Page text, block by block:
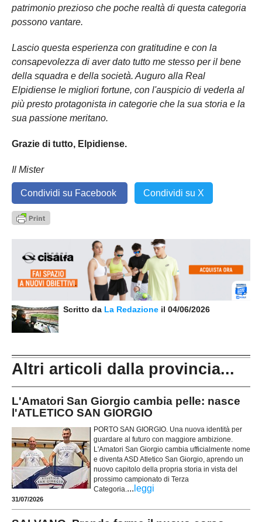
patrimonio prezioso che poche realtà di questa categoria
possono vantare.
Lascio questa esperienza con gratitudine e con la
consapevolezza di aver dato tutto me stesso per il bene
della squadra e della società. Auguro alla Real
Elpidiense le migliori fortune, con l'auspicio di vederla al
più presto protagonista in categorie che la sua storia e la
sua passione meritano.
Grazie di tutto, Elpidiense.
Il Mister
Condividi su Facebook Condividi su X
Scritto da La Redazione il 04/06/2026
Altri articoli dalla provincia...
L'Amatori San Giorgio cambia pelle: nasce
l'ATLETICO SAN GIORGIO
PORTO SAN GIORGIO. Una nuova identità per
guardare al futuro con maggiore ambizione.
L'Amatori San Giorgio cambia ufficialmente nome
e diventa ASD Atletico San Giorgio, aprendo un
nuovo capitolo della propria storia in vista del
prossimo campionato di Terza
Categoria.... leggi
31/07/2026